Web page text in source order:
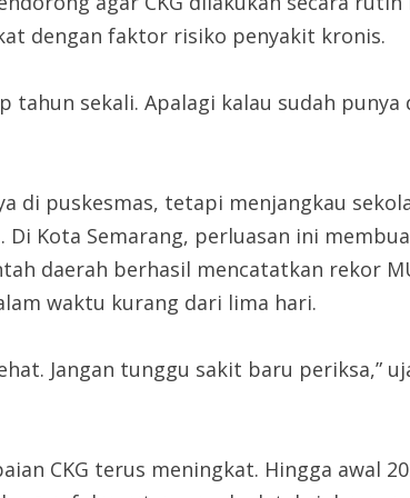
dengan faktor risiko penyakit kronis.
tahun sekali. Apalagi kalau sudah punya
di puskesmas, tetapi menjangkau
Kota Semarang, perluasan ini
daerah berhasil mencatatkan rekor
waktu kurang dari lima hari.
Jangan tunggu sakit baru periksa,”
CKG terus meningkat. Hingga awal